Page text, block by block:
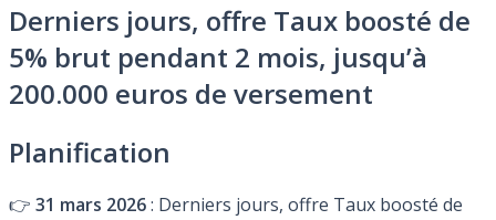
Derniers jours, offre Taux boosté de
5% brut pendant 2 mois, jusqu’à
200.000 euros de versement
Planification
👉 31 mars 2026: Derniers jours, offre Taux boosté de